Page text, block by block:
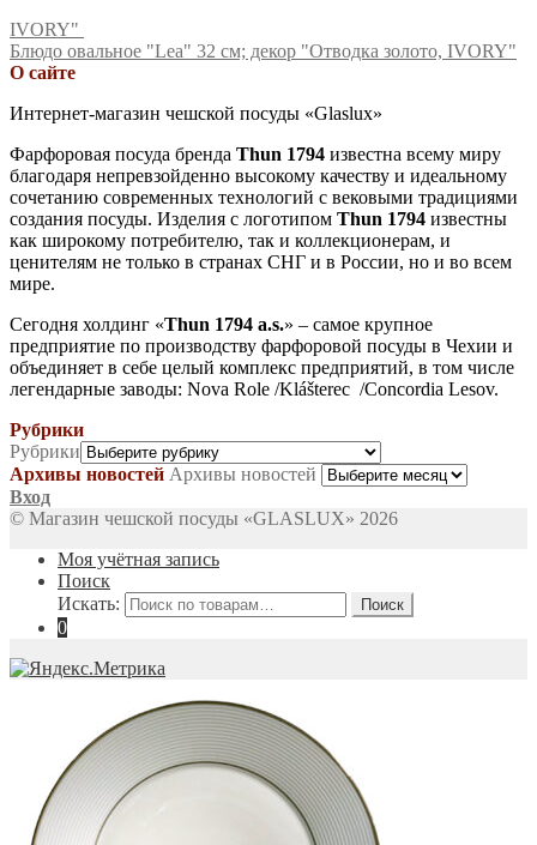
IVORY"
Блюдо овальное "Lea" 32 см; декор "Отводка золото, IVORY"
О сайте
Интернет-магазин чешской посуды «Glaslux»
Фарфоровая посуда бренда Thun 1794 известна всему миру
благодаря непревзойденно высокому качеству и идеальному
сочетанию современных технологий с вековыми традициями
создания посуды. Изделия с логотипом Thun 1794 известны
как широкому потребителю, так и коллекционерам, и
ценителям не только в странах СНГ и в России, но и во всем
мире.
Сегодня холдинг «Thun 1794 a.s.» – самое крупное
предприятие по производству фарфоровой посуды в Чехии и
объединяет в себе целый комплекс предприятий, в том числе
легендарные заводы: Nova Role /Klášterec /Concordia Lesov.
Рубрики
Рубрики
Архивы новостей Архивы новостей
Вход
© Магазин чешской посуды «GLASLUX» 2026
Моя учётная запись
Поиск
Искать:
Поиск
0